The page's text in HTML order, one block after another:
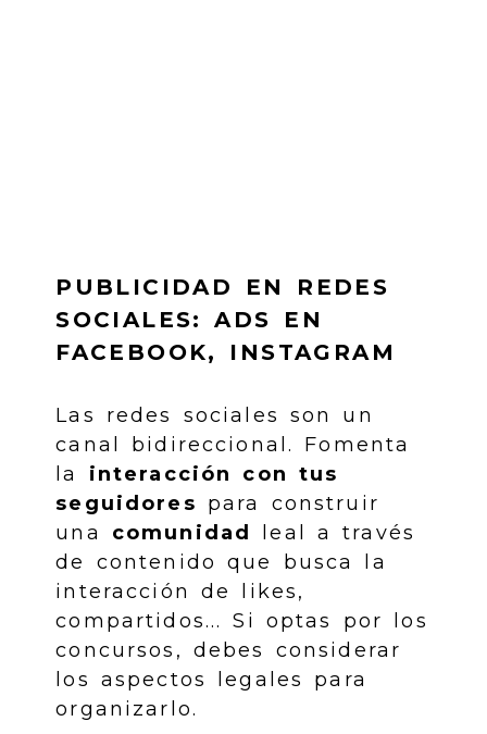
PUBLICIDAD EN REDES
SOCIALES: ADS EN
FACEBOOK, INSTAGRAM
Las redes sociales son un
canal bidireccional. Fomenta
la interacción con tus
seguidores para construir
una comunidad
leal a través
de contenido que busca la
interacción de likes,
compartidos... Si optas por los
concursos, debes considerar
los aspectos legales para
organizarlo.